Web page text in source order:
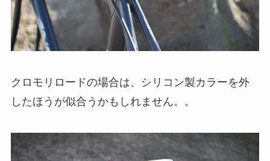
クロモリロードの場合は、シリコン製カラーを外
したほうが似合うかもしれません。。